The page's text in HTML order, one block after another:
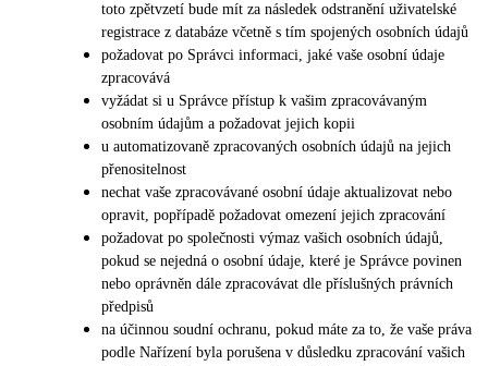
toto zpětvzetí bude mít za následek odstranění uživatelské
registrace z databáze včetně s tím spojených osobních údajů
požadovat po Správci informaci, jaké vaše osobní údaje
zpracovává
vyžádat si u Správce přístup k vašim zpracovávaným
osobním údajům a požadovat jejich kopii
u automatizovaně zpracovaných osobních údajů na jejich
přenositelnost
nechat vaše zpracovávané osobní údaje aktualizovat nebo
opravit, popřípadě požadovat omezení jejich zpracování
požadovat po společnosti výmaz vašich osobních údajů,
pokud se nejedná o osobní údaje, které je Správce povinen
nebo oprávněn dále zpracovávat dle příslušných právních
předpisů
na účinnou soudní ochranu, pokud máte za to, že vaše práva
podle Nařízení byla porušena v důsledku zpracování vašich